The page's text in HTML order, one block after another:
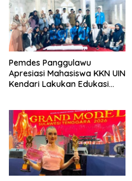
Pemdes Panggulawu
Apresiasi Mahasiswa KKN UIN
Kendari Lakukan Edukasi